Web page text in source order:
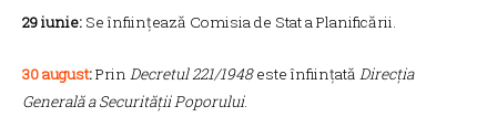
29 iunie: Se înființează Comisia de Stat a Planificării.
30 august:Prin Decretul 221/1948este înființată Direcția
Generală a Securității Poporului.